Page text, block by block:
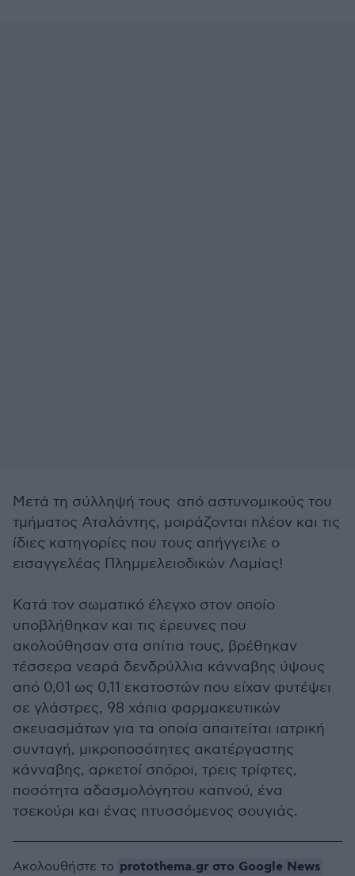
Μετά τη σύλληψή τους από αστυνομικούς του
τμήματος Αταλάντης, μοιράζονται πλέον και τις
ίδιες κατηγορίες που τους απήγγειλε ο
εισαγγελέας Πλημμελειοδικών Λαμίας!
Κατά τον σωματικό έλεγχο στον οποίο
υποβλήθηκαν και τις έρευνες που
ακολούθησαν στα σπίτια τους, βρέθηκαν
τέσσερα νεαρά δενδρύλλια κάνναβης ύψους
από 0,01 ως 0,11 εκατοστών που είχαν φυτέψει
σε γλάστρες, 98 χάπια φαρμακευτικών
σκευασμάτων για τα οποία απαιτείται ιατρική
συνταγή, μικροποσότητες ακατέργαστης
κάνναβης, αρκετοί σπόροι, τρεις τρίφτες,
ποσότητα αδασμολόγητου καπνού, ένα
τσεκούρι και ένας πτυσσόμενος σουγιάς.
Ακολουθήστε το protothema.gr στο Google News